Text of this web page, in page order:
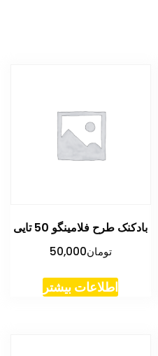
بادکنک طرح فلامینگو 50 تایی
تومان50,000
اطلاعات بیشتر